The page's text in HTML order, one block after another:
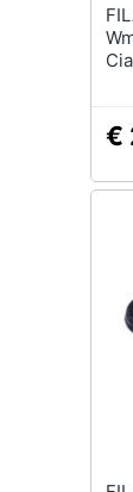
FILA - Morro
€